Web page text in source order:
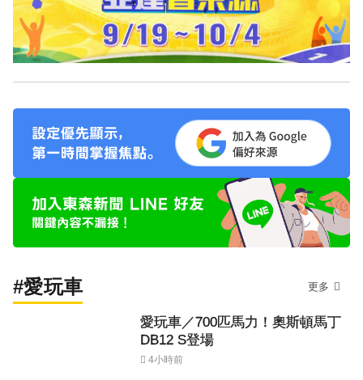
#愛玩車 更多
愛玩車／700匹馬力！奧斯頓馬丁
DB12 S登場
4小時前